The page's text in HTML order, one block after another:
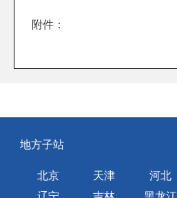
附件：
地方子站
北京 天津 河北